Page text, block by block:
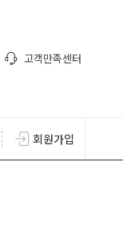
고객만족센터
회원가입